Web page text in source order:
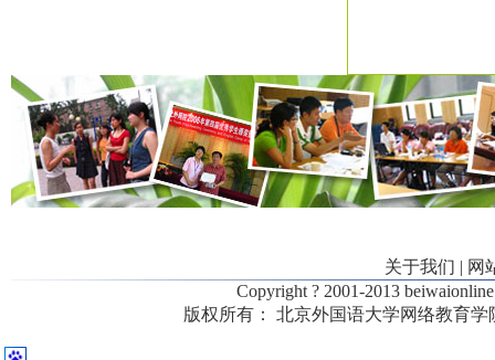
关于我们 | 网
Copyright ? 2001-2013
版权所有： 北京外国语大学网络教育学